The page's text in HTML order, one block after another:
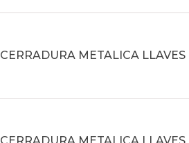
CERRADURA METALICA LLAVES